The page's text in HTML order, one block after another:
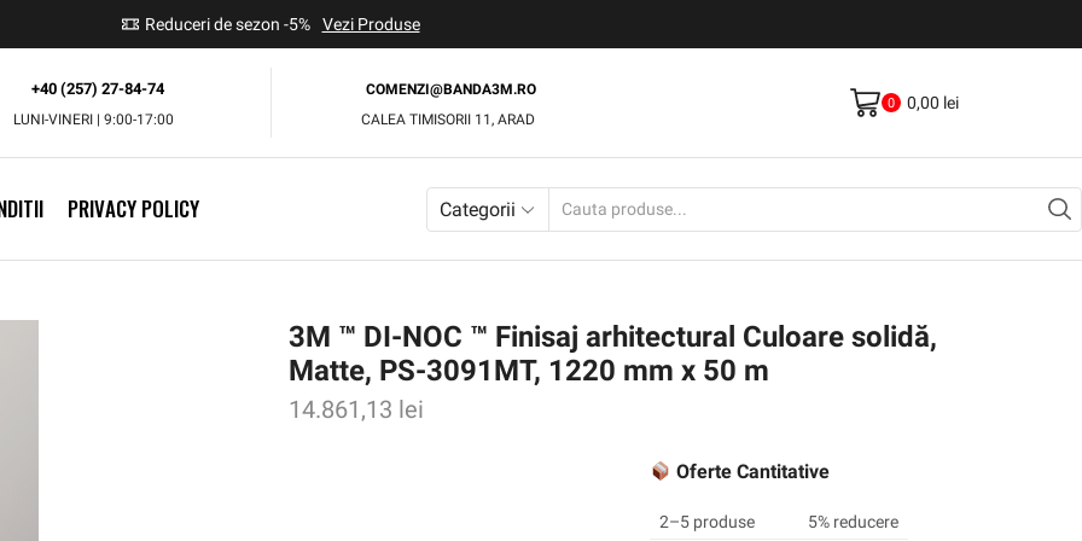
Reduceri de sezon -5% Vezi Produse
+40 (257) 27-84-74
LUNI-VINERI | 9:00-17:00
COMENZI@BANDA3M.RO
CALEA TIMISORII 11, ARAD
0 0,00 lei
PRIVACY POLICY Categorii
3M ™ DI-NOC ™ Finisaj arhitectural Culoare solidă,
Matte, PS-3091MT, 1220 mm x 50 m
14.861,13 lei
Oferte Cantitative
2–5 produse
5% reducere